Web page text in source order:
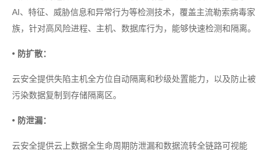
AI、特征、威胁信息和异常行为等检测技术，覆盖主流勒索病毒家
族，针对高风险进程、主机、数据库行为，能够快速检测和隔离。
• 防扩散：
云安全提供失陷主机全方位自动隔离和秒级处置能力，以及防止被
污染数据复制到存储隔离区。
• 防泄漏：
云安全提供云上数据全生命周期防泄漏和数据流转全链路可视能